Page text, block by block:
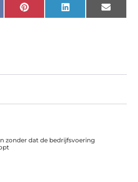
PinterestLinkedIn Email
zonder dat de bedrijfsvoering